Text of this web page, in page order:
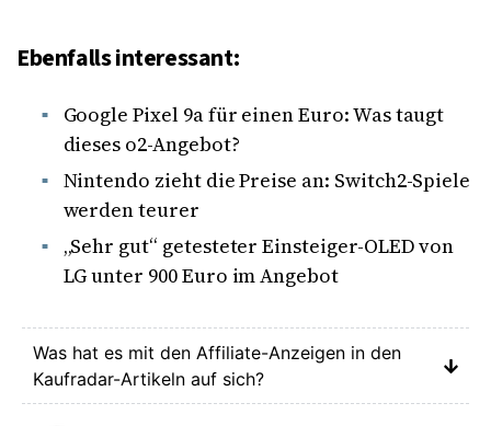
Ebenfalls interessant:
Google Pixel 9a für einen Euro: Was taugt
dieses o2-Angebot?
Nintendo zieht die Preise an: Switch2-Spiele
werden teurer
„Sehr gut“ getesteter Einsteiger-OLED von
LG unter 900 Euro im Angebot
Was hat es mit den Affiliate-Anzeigen in den
Kaufradar-Artikeln auf sich?